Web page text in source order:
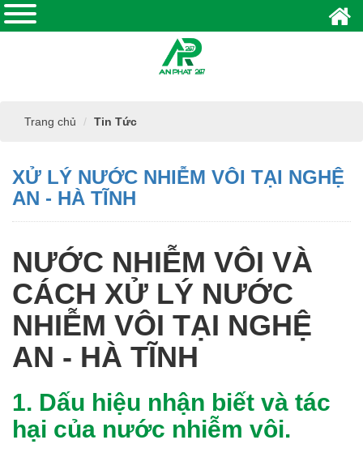
Trang chủ Tin Tức
XỬ LÝ NƯỚC NHIỄM VÔI TẠI NGHỆ
AN - HÀ TĨNH
NƯỚC NHIỄM VÔI VÀ
CÁCH XỬ LÝ NƯỚC
NHIỄM VÔI TẠI NGHỆ
AN - HÀ TĨNH
1. Dấu hiệu nhận biết và tác
hại của nước nhiễm vôi.